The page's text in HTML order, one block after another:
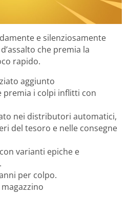
e silenziosamente
che premia la
rapido.
aggiunto
premia i colpi inflitti con
nei distributori automatici,
del tesoro e nelle consegne
varianti epiche e
per colpo.